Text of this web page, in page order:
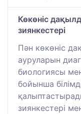
Көкөніс
зиянкестері
Пән көкөніс
ауруларын
биологиясы
бойынша
зиянкестері